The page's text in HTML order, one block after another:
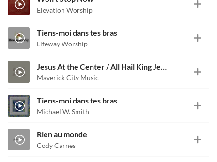
Elevation Worship
Tiens-moi dans tes bras
Lifeway Worship
Jesus At the Center / All Hail King Jesus
Maverick City Music
Tiens-moi dans tes bras
Michael W. Smith
Rien au monde
Cody Carnes